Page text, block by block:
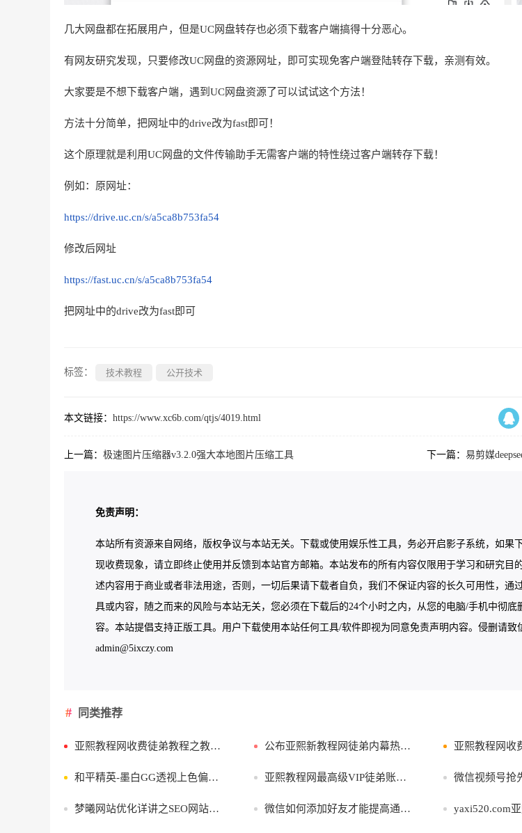
几大网盘都在拓展用户，但是UC网盘转存也必须下载客户端搞得十分恶心。
有网友研究发现，只要修改UC网盘的资源网址，即可实现免客户端登陆转存下载，亲测有效。
大家要是不想下载客户端，遇到UC网盘资源了可以试试这个方法！
方法十分简单，把网址中的drive改为fast即可！
这个原理就是利用UC网盘的文件传输助手无需客户端的特性绕过客户端转存下载！
例如：原网址：
https://drive.uc.cn/s/a5ca8b753fa54
修改后网址
https://fast.uc.cn/s/a5ca8b753fa54
把网址中的drive改为fast即可
标签： 技术教程 公开技术
本文链接： https://www.xc6b.com/qtjs/4019.html
上一篇： 极速图片压缩器v3.2.0强大本地图片压缩工具 下一篇：易剪媒
免责声明：
本站所有资源来自网络，版权争议与本站无关。下载或使用娱乐性工具，务必开启影子系统，如果
现收费现象，请立即终止使用并反馈到本站官方邮箱。本站发布的所有内容仅限用于学习和研究目
述内容用于商业或者非法用途，否则，一切后果请下载者自负，我们不保证内容的长久可用性，通
具或内容，随之而来的风险与本站无关，您必须在下载后的24个小时之内，从您的电脑/手机中彻底
容。本站提倡支持正版工具。用户下载使用本站任何工具/软件即视为同意免责声明内容。侵删请致
admin@5ixczy.com
同类推荐
亚熙教程网收费徒弟教程之教程网网站搭建 《第二课》 VIP课程 公布亚熙新教程网徒弟内幕热卖业务内幕 一个字坑 亚熙教程网收费徒弟教程之教你
和平精英-墨白GG透视上色偏移辅助小白教程基础篇 亚熙教程网最高级VIP徒弟账户分享 微信视频号抢
梦曦网站优化详讲之SEO网站内链原则3 微信如何添加好友才能提高通过率技巧 yaxi520.com亚熙教程网